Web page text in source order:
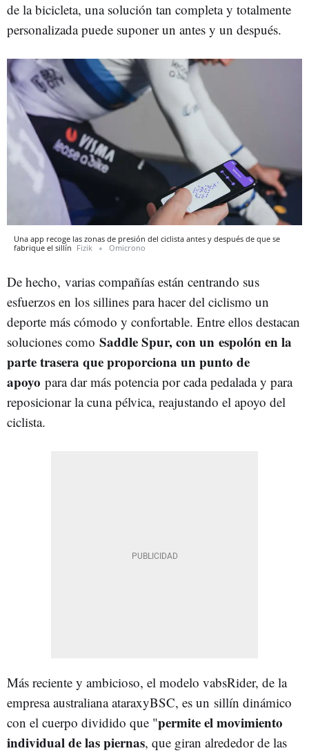
de la bicicleta, una solución tan completa y totalmente
personalizada puede suponer un antes y un después.
Una app recoge las zonas de presión del ciclista antes y después de que se
fabrique el sillín Fizik Omicrono
De hecho, varias compañías están centrando sus
esfuerzos en los sillines para hacer del ciclismo un
deporte más cómodo y confortable. Entre ellos destacan
soluciones como Saddle Spur, con un espolón en la
parte trasera que proporciona un punto de
apoyo para dar más potencia por cada pedalada y para
reposicionar la cuna pélvica, reajustando el apoyo del
ciclista.
Más reciente y ambicioso, el modelo vabsRider, de la
empresa australiana ataraxyBSC, es un sillín dinámico
con el cuerpo dividido que "permite el movimiento
individual de las piernas, que giran alrededor de las